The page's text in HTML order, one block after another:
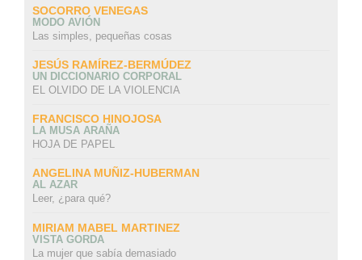
SOCORRO VENEGAS
MODO AVIÓN
Las simples, pequeñas cosas
JESÚS RAMÍREZ-BERMÚDEZ
UN DICCIONARIO CORPORAL
EL OLVIDO DE LA VIOLENCIA
FRANCISCO HINOJOSA
LA MUSA ARAÑA
HOJA DE PAPEL
ANGELINA MUÑIZ-HUBERMAN
AL AZAR
Leer, ¿para qué?
MIRIAM MABEL MARTINEZ
VISTA GORDA
La mujer que sabía demasiado